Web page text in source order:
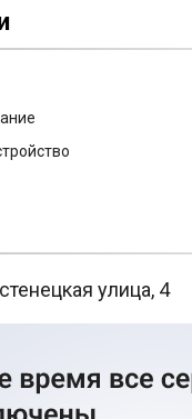
улица, 4